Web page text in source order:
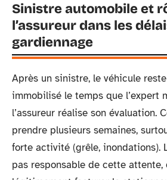
Sinistre automobile et
l’assureur dans les
gardiennage
Après un sinistre, le véhicule
immobilisé le temps que l’expert
l’assureur réalise son évaluation.
prendre plusieurs semaines,
forte activité (grêle, inondations).
pas responsable de cette